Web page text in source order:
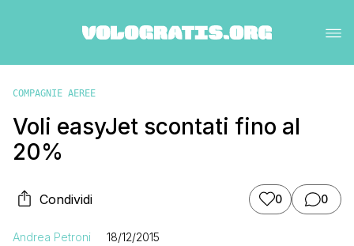
COMPAGNIE AEREE
Voli easyJet scontati fino al
20%
Condividi 0 0
Andrea Petroni 18/12/2015